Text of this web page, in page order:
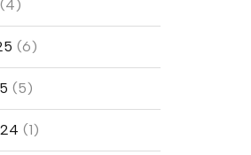
(4)
(6)
(5)
(1)